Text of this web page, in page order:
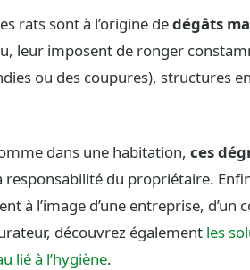
rats sont à l’origine dedégâts
leur imposent de ronger
ou des coupures), structures
dans une habitation, ces
du propriétaire.
à l’image d’une entreprise, d’un
découvrez également les
lié à l’hygiène.